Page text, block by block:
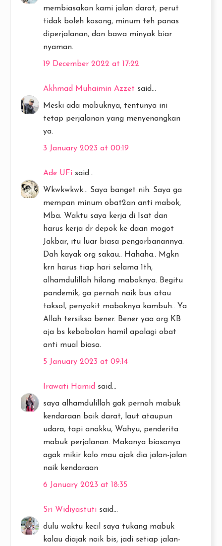
membiasakan kami jalan darat, perut
tidak boleh kosong, minum teh panas
diperjalanan, dan bawa minyak biar
nyaman.
19 December 2022 at 17:22
Akhmad Muhaimin Azzet said...
Meski ada mabuknya, tentunya ini
tetap perjalanan yang menyenangkan
ya.
3 January 2023 at 00:19
Ade UFi said...
Wkwkwkwk... Saya banget nih. Saya ga
mempan minum obat2an anti mabok,
Mba. Waktu saya kerja di Isat dan
harus kerja dr depok ke daan mogot
Jakbar, itu luar biasa pengorbanannya.
Dah kayak org sakau.. Hahaha.. Mgkn
krn harus tiap hari selama 1th,
alhamdulillah hilang maboknya. Begitu
pandemik, ga pernah naik bus atau
taksol, penyakit maboknya kambuh.. Ya
Allah tersiksa bener. Bener yaa org KB
aja bs kebobolan hamil apalagi obat
anti mual biasa.
5 January 2023 at 09:14
Irawati Hamid said...
saya alhamdulillah gak pernah mabuk
kendaraan baik darat, laut ataupun
udara, tapi anakku, Wahyu, penderita
mabuk perjalanan. Makanya biasanya
agak mikir kalo mau ajak dia jalan-jalan
naik kendaraan
6 January 2023 at 18:35
Sri Widiyastuti said...
dulu waktu kecil saya tukang mabuk
kalau diajak naik bis, jadi setiap jalan-